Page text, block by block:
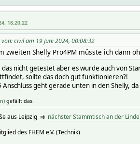
18:20:22
civil am 19 Juni 2024, 00:08:32
zweiten Shelly Pro4PM müsste ich dann
das nicht getestet aber es wurde auch von
sollte das doch gut funktionieren?!
Anschluss geht gerade unten in den Shelly,
gefällt das.
aus Leipzig ⇉ nächster Stammtisch an der
des FHEM e.V. (Technik)